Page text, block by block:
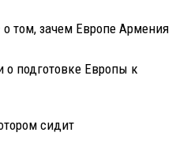
том, зачем Европе Армения
подготовке Европы к
сидит